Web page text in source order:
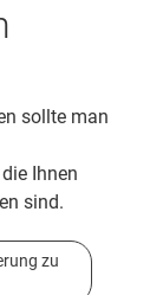
sollte man
Ihnen
sind.
zu